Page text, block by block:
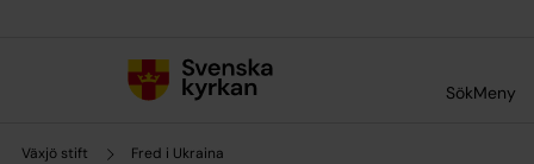
SökMeny
Växjö stift Fred i Ukraina